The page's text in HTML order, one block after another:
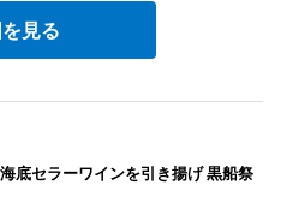
見る
底セラーワインを引き揚げ 黒船祭